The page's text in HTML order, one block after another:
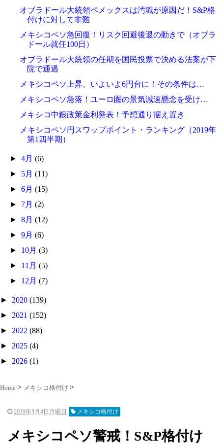
オブラドール大統領ペメックスは汚職が原因だ！S&P格
付けに対して非難
メキシコペソ急回復！リスク回避後退の動きで（オブラ
ドール就任100日）
オブラドール大統領の任期を国民投票で決める法案が下
院で通過
メキシコペソ上昇、いよいよ6円台に！その条件は…
メキシコペソ急落！ユーロ圏の景気減速懸念を受け…
メキシコ中銀政策金利発表！予想通り据え置き
メキシコペソ円スワップポイント・ランキング（2019年
第1四半期）
►4月(6)
► 5月(11)
►6月(15)
► 7月(2)
►8月(12)
►9月(6)
► 10月(3)
► 11月(5)
► 12月(7)
► 2020 (139)
► 2021 (152)
► 2022 (88)
► 2025 (4)
► 2026 (1)
Home メキシコ格付け
2019年3月4日月曜日 メキシコ格付け
メキシコペソ警戒！S&P格付け